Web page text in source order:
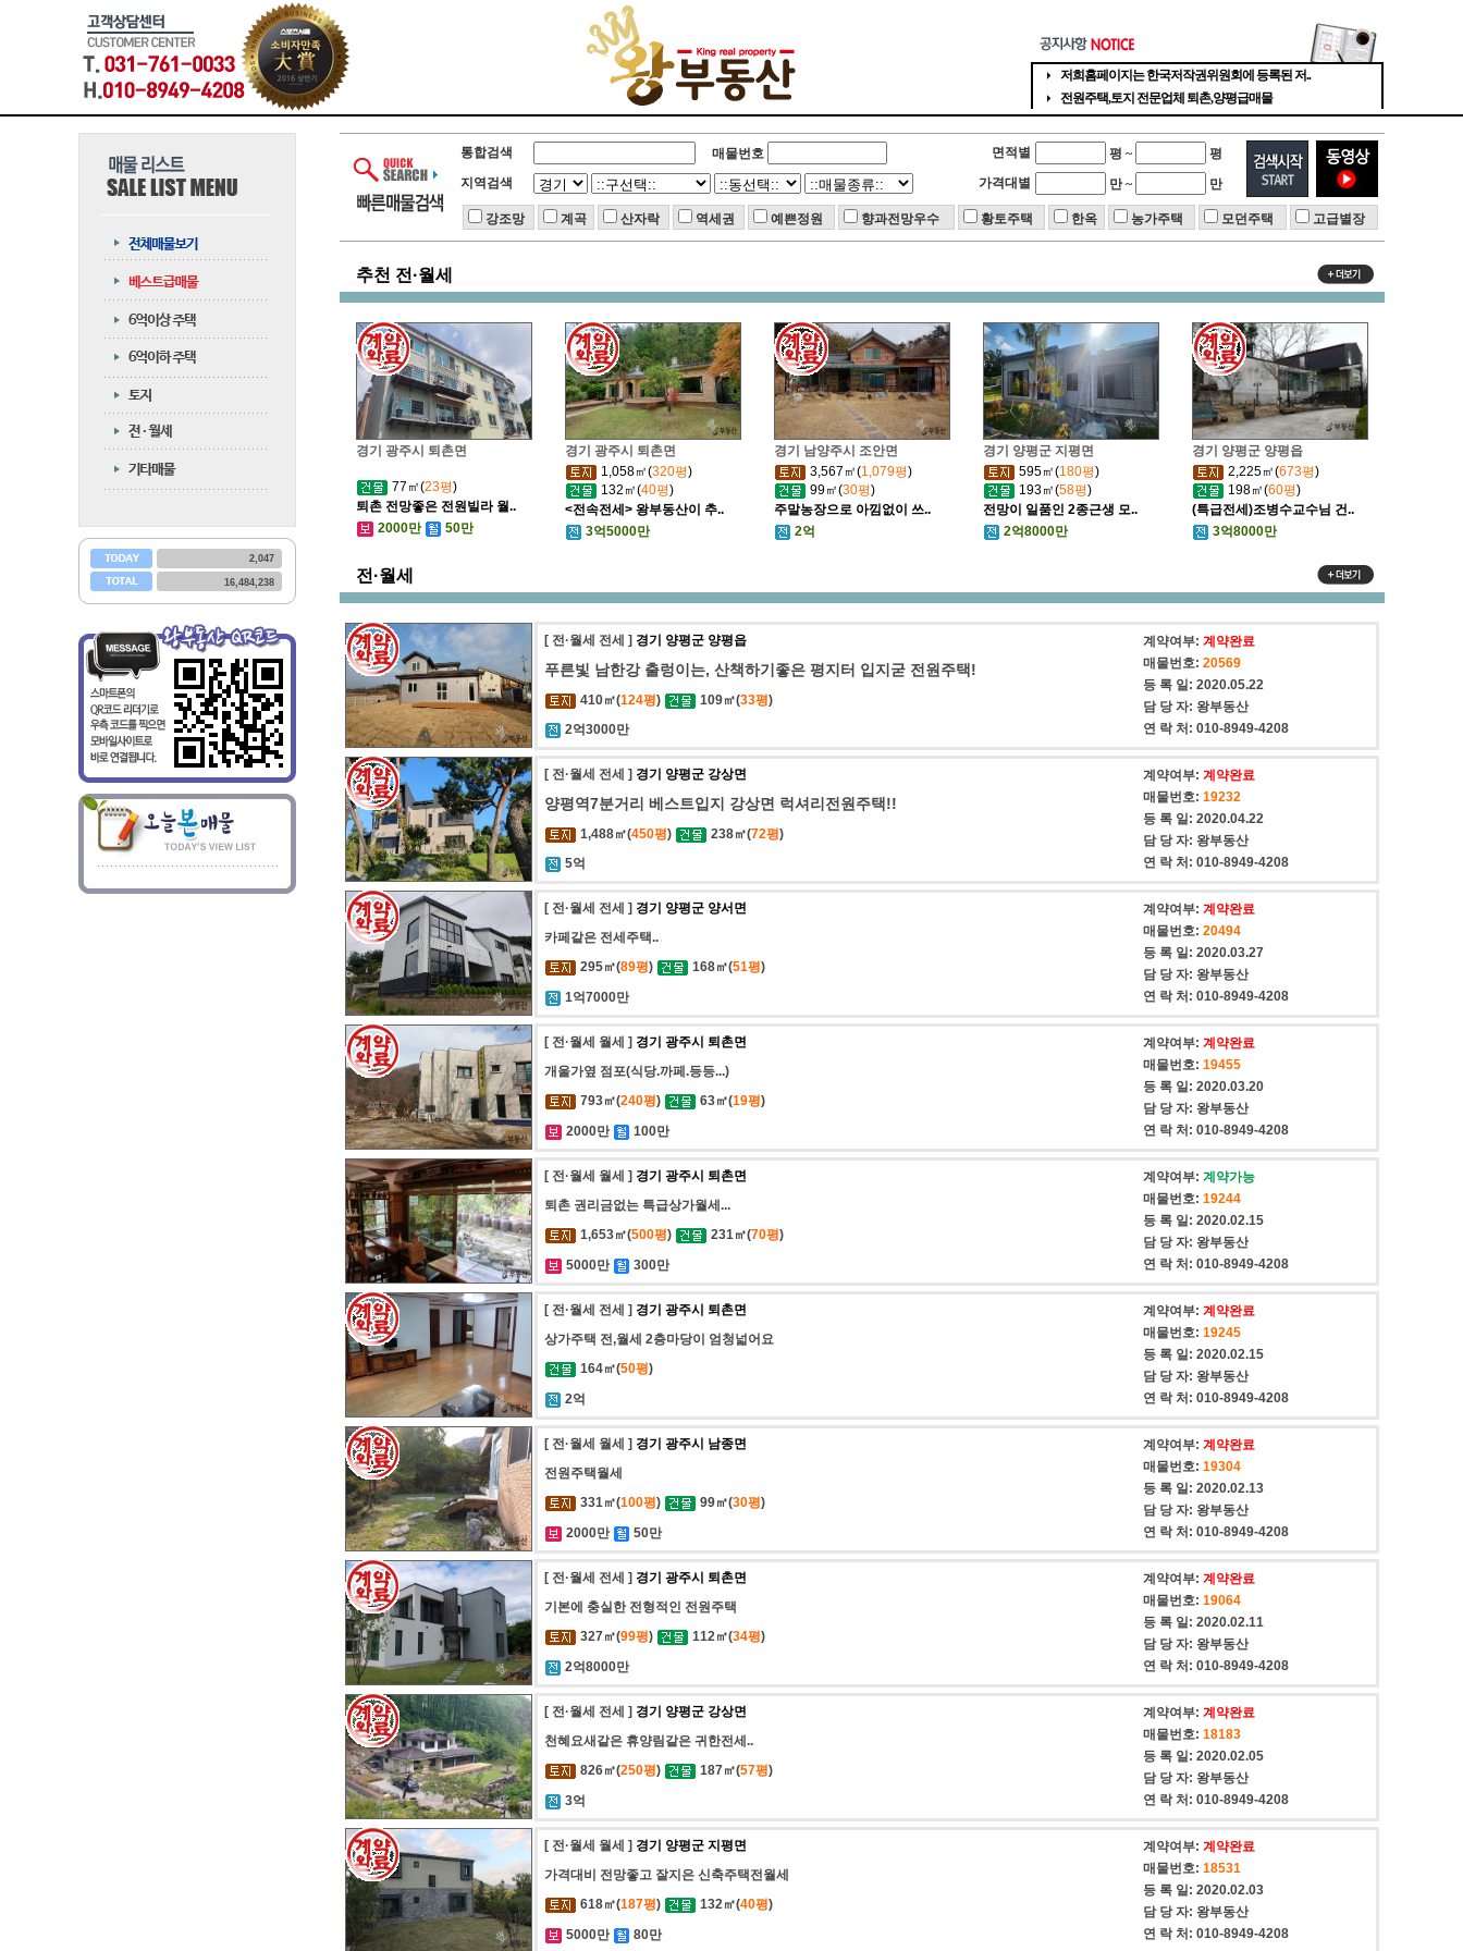
2,047
16,484,238
통합검색 매물번호 면적별 평 ~
평
지역검색
가격대별 만 ~ 만
강조망 계곡 산자락 역세권 예쁜정원 향과전망우수 황토주택 한옥 농가주택 모던주택 고급별장
추천 전·월세
경기 광주시 퇴촌면
77㎡(23평)
퇴촌 전망좋은 전원빌라 월..
2000만
50만
경기 광주시 퇴촌면
1,058㎡(320평)
132㎡(40평)
<전속전세> 왕부동산이 추..
3억5000만
경기 남양주시 조안면
3,567㎡(1,079평)
99㎡(30평)
주말농장으로 아낌없이 쓰..
2억
경기 양평군 지평면
595㎡(180평)
193㎡(58평)
전망이 일품인 2종근생 모..
2억8000만
경기 양평군 양평읍
2,225㎡(673평)
198㎡(60평)
(특급전세)조병수교수님 건..
3억8000만
전·월세
[ 전·월세 전세 ] 경기 양평군 양평읍
푸른빛 남한강 출렁이는, 산책하기좋은 평지터 입지굳 전원주택!
410㎡(124평) 109㎡(33평)
2억3000만
계약여부: 계약완료
매물번호: 20569
등 록 일: 2020.05.22
담 당 자: 왕부동산
연 락 처: 010-8949-4208
[ 전·월세 전세 ] 경기 양평군 강상면
양평역7분거리 베스트입지 강상면 럭셔리전원주택!!
1,488㎡(450평) 238㎡(72평)
5억
계약여부: 계약완료
매물번호: 19232
등 록 일: 2020.04.22
담 당 자: 왕부동산
연 락 처: 010-8949-4208
[ 전·월세 전세 ] 경기 양평군 양서면
카페같은 전세주택..
295㎡(89평) 168㎡(51평)
1억7000만
계약여부: 계약완료
매물번호: 20494
등 록 일: 2020.03.27
담 당 자: 왕부동산
연 락 처: 010-8949-4208
[ 전·월세 월세 ] 경기 광주시 퇴촌면
개울가옆 점포(식당.까페.등등...)
793㎡(240평) 63㎡(19평)
2000만
100만
계약여부: 계약완료
매물번호: 19455
등 록 일: 2020.03.20
담 당 자: 왕부동산
연 락 처: 010-8949-4208
[ 전·월세 월세 ] 경기 광주시 퇴촌면
퇴촌 권리금없는 특급상가월세...
1,653㎡(500평) 231㎡(70평)
5000만
300만
계약여부: 계약가능
매물번호: 19244
등 록 일: 2020.02.15
담 당 자: 왕부동산
연 락 처: 010-8949-4208
[ 전·월세 전세 ] 경기 광주시 퇴촌면
상가주택 전,월세 2층마당이 엄청넓어요
164㎡(50평)
2억
계약여부: 계약완료
매물번호: 19245
등 록 일: 2020.02.15
담 당 자: 왕부동산
연 락 처: 010-8949-4208
[ 전·월세 월세 ] 경기 광주시 남종면
전원주택월세
331㎡(100평) 99㎡(30평)
2000만
50만
계약여부: 계약완료
매물번호: 19304
등 록 일: 2020.02.13
담 당 자: 왕부동산
연 락 처: 010-8949-4208
[ 전·월세 전세 ] 경기 광주시 퇴촌면
기본에 충실한 전형적인 전원주택
327㎡(99평) 112㎡(34평)
2억8000만
계약여부: 계약완료
매물번호: 19064
등 록 일: 2020.02.11
담 당 자: 왕부동산
연 락 처: 010-8949-4208
[ 전·월세 전세 ] 경기 양평군 강상면
천혜요새같은 휴양림같은 귀한전세..
826㎡(250평) 187㎡(57평)
3억
계약여부: 계약완료
매물번호: 18183
등 록 일: 2020.02.05
담 당 자: 왕부동산
연 락 처: 010-8949-4208
[ 전·월세 월세 ] 경기 양평군 지평면
가격대비 전망좋고 잘지은 신축주택전월세
618㎡(187평) 132㎡(40평)
5000만
80만
계약여부: 계약완료
매물번호: 18531
등 록 일: 2020.02.03
담 당 자: 왕부동산
연 락 처: 010-8949-4208